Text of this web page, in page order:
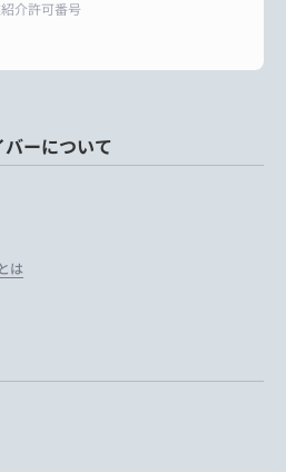
介許可番号
ーについて
は